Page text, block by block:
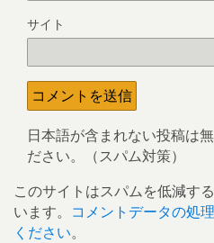
サイト
日本語が含まれない投稿は
ださい。（スパム対策）
このサイトはスパムを低減す
います。 コメントデータの処
ください。